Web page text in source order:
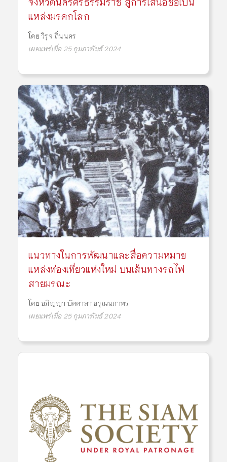
แหล่งมรดกโลก
โดย วิรุจ ถิ่นนคร
เผยแพร่เมื่อ 25 กุมภาพันธ์ 2024
แนวทางในการพัฒนาและสื่อความหมาย
แหล่งท่องเที่ยวแห่งใหม่ บนเส้นทางรถไฟ
สายมรณะ
โดย อภิญญา บัคคาลา อรุณนภาพร
เผยแพร่เมื่อ 25 กุมภาพันธ์ 2024